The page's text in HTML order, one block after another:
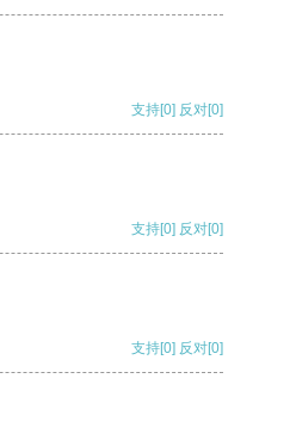
支持[0] 反对[0]
支持[0] 反对[0]
支持[0] 反对[0]